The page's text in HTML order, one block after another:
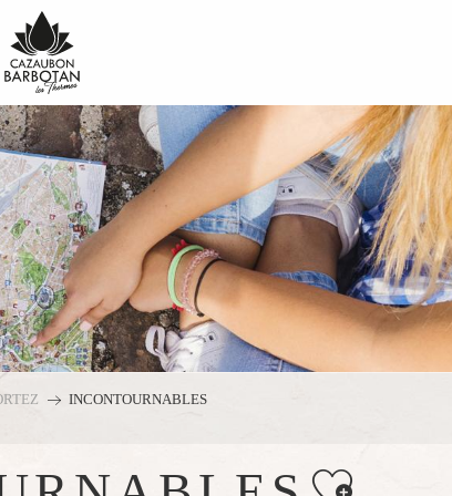
INCONTOURNABLES
Ajouter aux favoris